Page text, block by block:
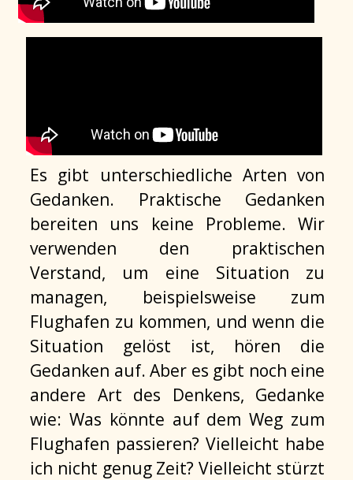
Es gibt unterschiedliche Arten von
Gedanken. Praktische Gedanken
bereiten uns keine Probleme. Wir
verwenden den praktischen
Verstand, um eine Situation zu
managen, beispielsweise zum
Flughafen zu kommen, und wenn die
Situation gelöst ist, hören die
Gedanken auf. Aber es gibt noch eine
andere Art des Denkens, Gedanke
wie: Was könnte auf dem Weg zum
Flughafen passieren? Vielleicht habe
ich nicht genug Zeit? Vielleicht stürzt